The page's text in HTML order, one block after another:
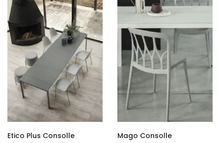
Etico Plus Consolle
Mago Consolle